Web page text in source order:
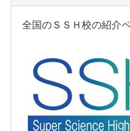
全国のＳＳＨ校の紹介